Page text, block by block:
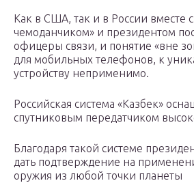
Как в США, так и в России вместе
чемоданчиком» и президентом
офицеры связи, и понятие «вне
для мобильных телефонов, к
устройству неприменимо.
Российская система «Казбек»
спутниковым передатчиком
Благодаря такой системе
дать подтверждение на
оружия из любой точки планеты